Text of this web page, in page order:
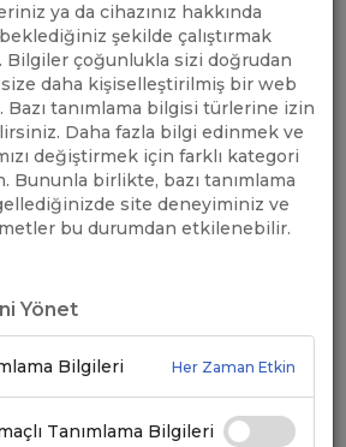
/
İNSANİ YARDIM YÜKLERİNİN
SIRBİSTAN TRANSİT GEÇİŞLERİ
HAKKINDA
YÜKLERİNİN
TRANSİT
HAKKINDA
ya da cihazınız hakkında
şekilde çalıştırmak
Bilgiler çoğunlukla sizi doğrudan
daha kişiselleştirilmiş bir web
tanımlama bilgisi türlerine izin
Daha fazla bilgi edinmek ve
değiştirmek için farklı kategori
Bununla birlikte, bazı tanımlama
site deneyiminiz ve
bu durumdan etkilenebilir.
Yönet
Bilgileri Her Zaman Etkin
Tanımlama Bilgileri